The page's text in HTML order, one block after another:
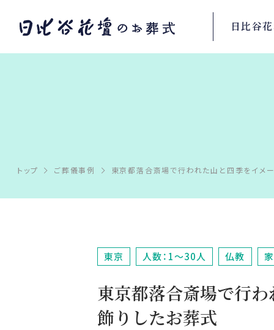
日比谷
トップ ご葬儀事例 東京都落合斎場で行われた山と四季をイメ
東京 人数：1～30人 仏教
東京都落合斎場で行
飾りしたお葬式